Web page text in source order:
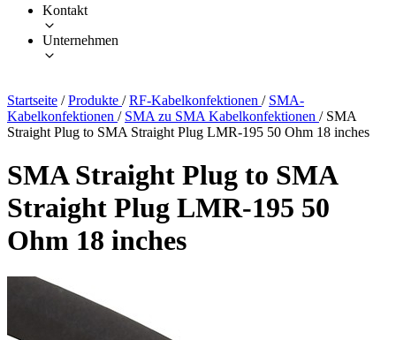
Kontakt
Unternehmen
Startseite / Produkte / RF-Kabelkonfektionen / SMA-
Kabelkonfektionen / SMA zu SMA Kabelkonfektionen / SMA
Straight Plug to SMA Straight Plug LMR-195 50 Ohm 18 inches
SMA Straight Plug to SMA
Straight Plug LMR-195 50
Ohm 18 inches